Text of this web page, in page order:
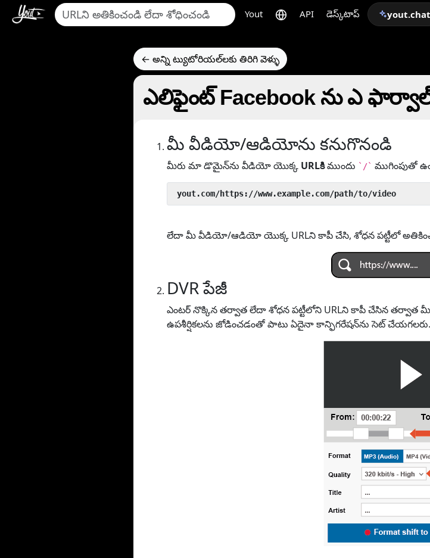
Yout API డెస్క్‌టాప్ yout.chat
← అన్ని ట్యుటోరియల్‌లకు తిరిగి వెళ్ళు
ఎలిఫైంట్ Facebook ను ఎ
మీ వీడియో/ఆడియోను కనుగొనండి
మీరు మా డొమైన్‌ను వీడియో యొక్క URLకిముందు `/` ముగింపుతో
yout.com/https://www.example.com/path/to/video
లేదా మీ వీడియో/ఆడియో యొక్క URLని కాపీ చేసి, శోధన పట్టీలో
DVR పేజీ
ఎంటర్ నొక్కిన తర్వాత లేదా శోధన పట్టీలోని URLని కాపీ చేసిన తర్వాత
ఉపశీర్షికలను జోడించడంతో పాటు ఏదైనా కాన్ఫిగరేషన్‌ను సెట్ చేయగలరు.